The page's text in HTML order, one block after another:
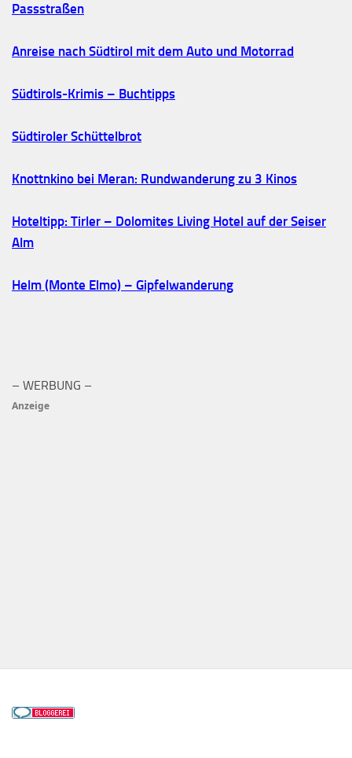
Passstraßen
Anreise nach Südtirol mit dem Auto und Motorrad
Südtirols-Krimis – Buchtipps
Südtiroler Schüttelbrot
Knottnkino bei Meran: Rundwanderung zu 3 Kinos
Hoteltipp: Tirler – Dolomites Living Hotel auf der Seiser
Alm
Helm (Monte Elmo) – Gipfelwanderung
– WERBUNG –
Anzeige